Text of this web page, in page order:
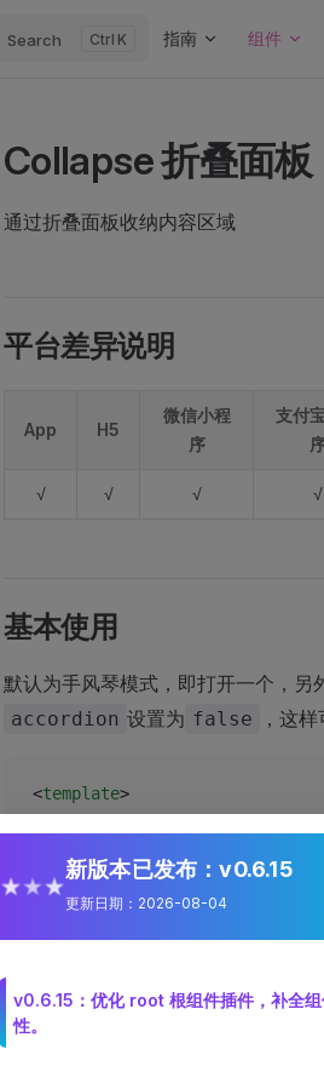
★★★
新版本已发布：v0.6.15
更新日期：2026-08-04
v0.6.15：优化 root 根组件插件，补全
性。
Search K 指南 组件
Collapse 折叠面板
通过折叠面板收纳内容区域
平台差异说明
App H5
微信小程
序
支付
√ √ √ √
基本使用
默认为手风琴模式，即打开一个，另
accordion 设置为 false ，这
<template>
			{{item.body}}
		</
u-collapse-item